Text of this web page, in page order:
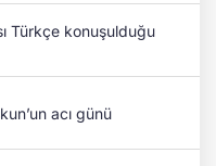
Türkçe konuşulduğu
acı günü